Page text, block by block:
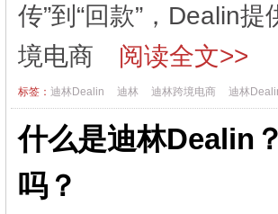
传”到“回款”，Dealin
境电商
阅读全文>>
标签： 迪林Dealin 迪林 迪林跨境电商 迪林
什么是迪林Dealin
吗？